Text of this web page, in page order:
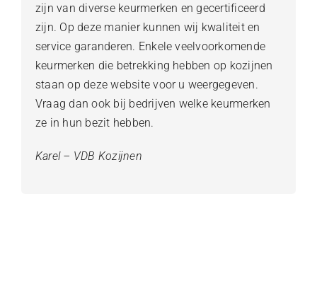
zijn van diverse keurmerken en gecertificeerd
zijn. Op deze manier kunnen wij kwaliteit en
service garanderen. Enkele veelvoorkomende
keurmerken die betrekking hebben op kozijnen
staan op deze website voor u weergegeven.
Vraag dan ook bij bedrijven welke keurmerken
ze in hun bezit hebben.
Karel – VDB Kozijnen